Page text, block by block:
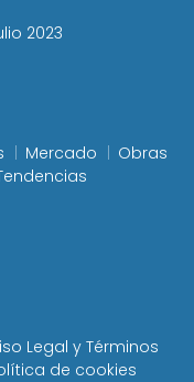
2023
Mercado
Obras
Legal y Términos
de cookies